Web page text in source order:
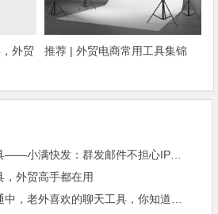
外贸
推荐 | 外贸电商常用工具集锦
外贸邮件营销的免费工具——小满快发：群发邮件不担心IP被封
，外贸高手都在用
进博会倒计时，外贸沟通中，老外喜欢的聊天工具，你知道几种？